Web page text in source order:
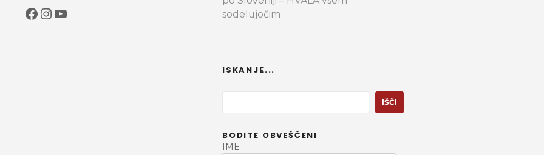
Facebook InstagramYouTube
sodelujočim
ISKANJE...
i
IŠČI
BODITE OBVEŠČENI
IME